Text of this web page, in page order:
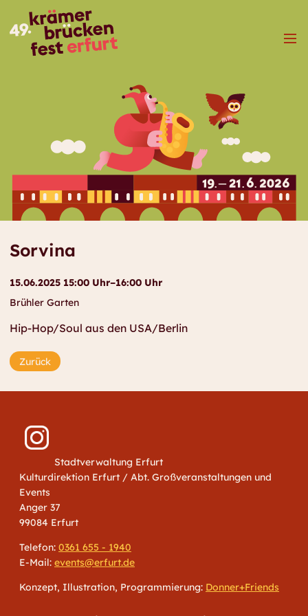
Menü
Sorvina
15.06.2025 15:00 Uhr–16:00 Uhr
Brühler Garten
Hip-Hop/Soul aus den USA/Berlin
Zurück
Stadtverwaltung Erfurt
Kulturdirektion Erfurt / Abt. Großveranstaltungen und
Events
Anger 37
99084 Erfurt
Telefon: 0361 655 - 1940
E-Mail: events@erfurt.de
Konzept, Illustration, Programmierung: Donner+Friends